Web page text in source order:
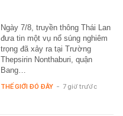
Ngày 7/8, truyền thông Thái Lan
đưa tin một vụ nổ súng nghiêm
trọng đã xảy ra tại Trường
Thepsirin Nonthaburi, quận
Bang…
THẾ GIỚI ĐÓ ĐÂY - 7 giờ trước